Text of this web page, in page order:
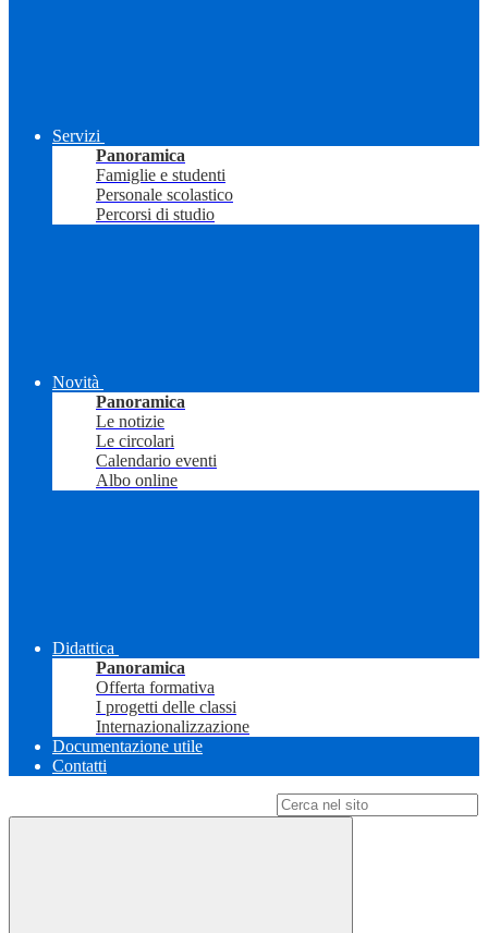
Servizi
Panoramica
Famiglie e studenti
Personale scolastico
Percorsi di studio
Novità
Panoramica
Le notizie
Le circolari
Calendario eventi
Albo online
Didattica
Panoramica
Offerta formativa
I progetti delle classi
Internazionalizzazione
Documentazione utile
Contatti